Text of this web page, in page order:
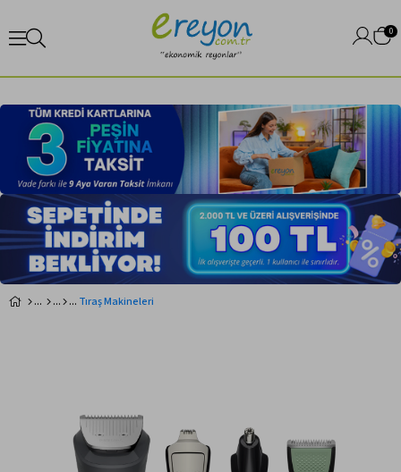
0
Tıraş Makineleri